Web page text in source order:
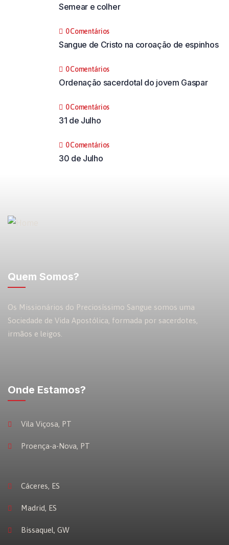
Semear e colher
0 Comentários
Sangue de Cristo na coroação de espinhos
0 Comentários
Ordenação sacerdotal do jovem Gaspar
0 Comentários
31 de Julho
0 Comentários
30 de Julho
Quem Somos?
Os Missionários do Preciosíssimo Sangue somos uma
Sociedade de Vida Apostólica, formada por sacerdotes,
irmãos e leigos.
Onde Estamos?
Vila Viçosa, PT
Proença-a-Nova, PT
Cáceres, ES
Madrid, ES
Bissaquel, GW